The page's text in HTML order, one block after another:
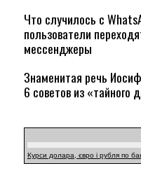
Что случилось с
пользователи
мессенджеры
Знаменитая речь
6 советов из «тайного
Курси долара, євро і рубля по